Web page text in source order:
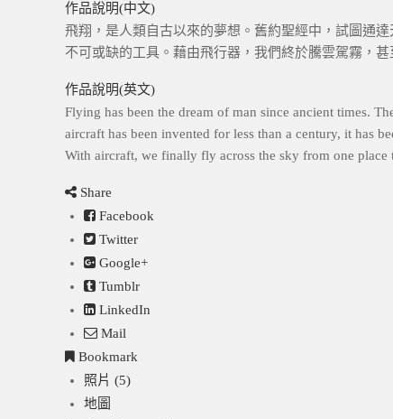
作品說明(中文)
飛翔，是人類自古以來的夢想。舊約聖經中，試圖通
不可或缺的工具。藉由飛行器，我們終於騰雲駕霧，
作品說明(英文)
Flying has been the dream of man since ancient times.
aircraft has been invented for less than a century, it has
With aircraft, we finally fly across the sky from one place
Share
Facebook
Twitter
Google+
Tumblr
LinkedIn
Mail
Bookmark
照片 (5)
地圖